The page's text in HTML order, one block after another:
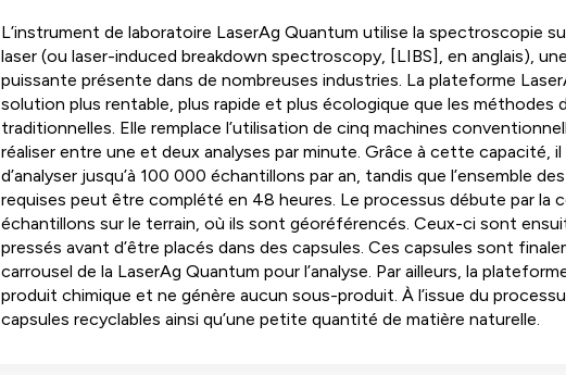
L’instrument de laboratoire LaserAg Quantum utilise la spectroscopie
laser (ou laser-induced breakdown spectroscopy, [LIBS], en anglais),
puissante présente dans de nombreuses industries. La plateforme
solution plus rentable, plus rapide et plus écologique que les méthodes
traditionnelles. Elle remplace l’utilisation de cinq machines
réaliser entre une et deux analyses par minute. Grâce à cette capacité,
d’analyser jusqu’à 100 000 échantillons par an, tandis que l’ensemble
requises peut être complété en 48 heures. Le processus débute par la
échantillons sur le terrain, où ils sont géoréférencés. Ceux-ci sont
pressés avant d’être placés dans des capsules. Ces capsules sont
carrousel de la LaserAg Quantum pour l’analyse. Par ailleurs, la
produit chimique et ne génère aucun sous-produit. À l’issue du
capsules recyclables ainsi qu’une petite quantité de matière naturelle.